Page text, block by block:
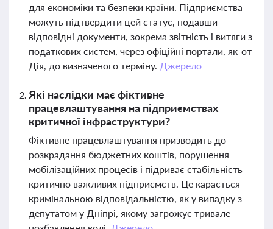
для економіки та безпеки країни. Підприємства
можуть підтвердити цей статус, подавши
відповідні документи, зокрема звітність і витяги з
податкових систем, через офіційні портали, як-от
Дія, до визначеного терміну. Джерело
Які наслідки має фіктивне
працевлаштування на підприємствах
критичної інфраструктури?
Фіктивне працевлаштування призводить до
розкрадання бюджетних коштів, порушення
мобілізаційних процесів і підриває стабільність
критично важливих підприємств. Це карається
кримінальною відповідальністю, як у випадку з
депутатом у Дніпрі, якому загрожує тривале